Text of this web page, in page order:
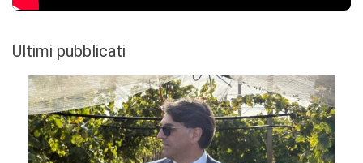
Ultimi pubblicati